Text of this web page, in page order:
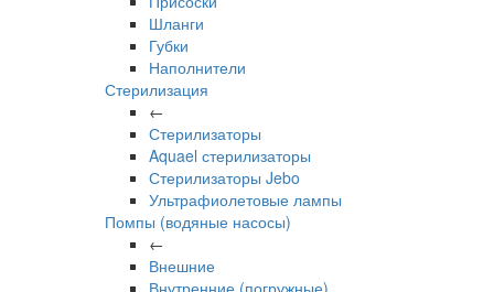
Шланги
Губки
Наполнители
Стерилизация
←
Стерилизаторы
Aquael стерилизаторы
Стерилизаторы Jebo
Ультрафиолетовые лампы
Помпы (водяные насосы)
←
Внешние
Внутренние (погружные)